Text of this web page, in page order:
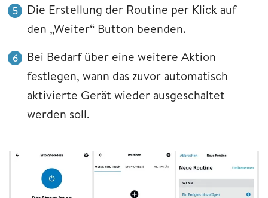
Die Erstellung der Routine per Klick auf
den „Weiter“ Button beenden.
Bei Bedarf über eine weitere Aktion
festlegen, wann das zuvor automatisch
aktivierte Gerät wieder ausgeschaltet
werden soll.